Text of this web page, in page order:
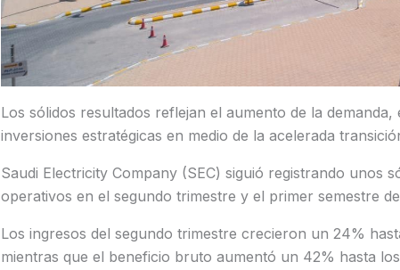
Los sólidos resultados reflejan el aumento de la
inversiones estratégicas en medio de la acelerada
Saudi Electricity Company (SEC) siguió registrando unos
operativos en el segundo trimestre y el primer semestre
Los ingresos del segundo trimestre crecieron un 24%
mientras que el beneficio bruto aumentó un 42% hasta